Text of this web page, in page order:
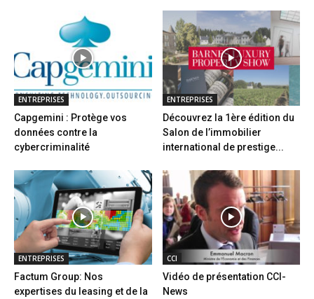
ENTREPRISES
Capgemini : Protège vos
données contre la
cybercriminalité
ENTREPRISES
Découvrez la 1ère édition du
Salon de l’immobilier
international de prestige...
ENTREPRISES
Factum Group: Nos
expertises du leasing et de la
CCI
Vidéo de présentation CCI-
News